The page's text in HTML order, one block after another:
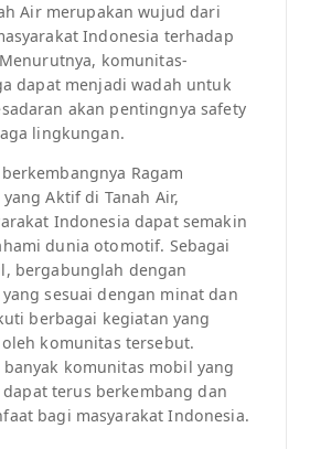
Air merupakan wujud dari
Indonesia terhadap
komunitas-
dapat menjadi wadah untuk
akan pentingnya safety
lingkungan.
Ragam
Aktif di Tanah Air,
Indonesia dapat semakin
dunia otomotif. Sebagai
bergabunglah dengan
sesuai dengan minat dan
berbagai kegiatan yang
komunitas tersebut.
banyak komunitas mobil yang
terus berkembang dan
bagi masyarakat Indonesia.